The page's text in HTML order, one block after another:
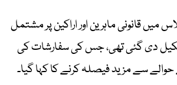
میں قانونی ماہرین اور اراکین پر مشتمل
دی گئی تھی، جس کی سفارشات کی
سے مزید فیصلہ کرنے کا کہا گیا۔